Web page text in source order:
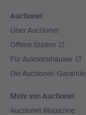
Auctionet
Über Auctionet
Offene Stellen
Für Auktionshäuser
Die Auctionet-Garantie
Mehr von Auctionet
Auctionet Magazine